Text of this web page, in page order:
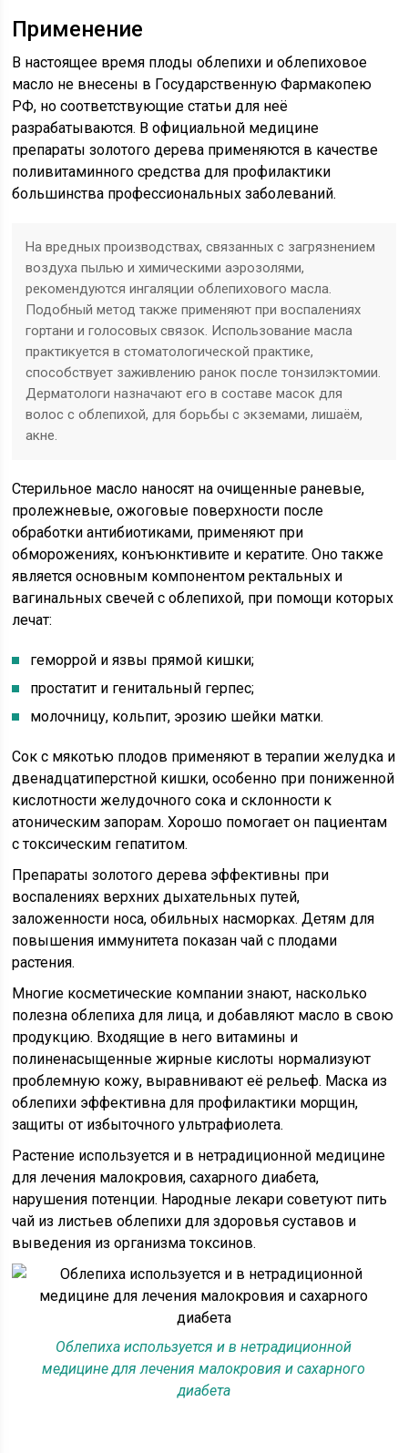
Применение
В настоящее время плоды облепихи и облепиховое
масло не внесены в Государственную Фармакопею
РФ, но соответствующие статьи для неё
разрабатываются. В официальной медицине
препараты золотого дерева применяются в качестве
поливитаминного средства для профилактики
большинства профессиональных заболеваний.
На вредных производствах, связанных с загрязнением
воздуха пылью и химическими аэрозолями,
рекомендуются ингаляции облепихового масла.
Подобный метод также применяют при воспалениях
гортани и голосовых связок. Использование масла
практикуется в стоматологической практике,
способствует заживлению ранок после тонзилэктомии.
Дерматологи назначают его в составе масок для
волос с облепихой, для борьбы с экземами, лишаём,
акне.
Стерильное масло наносят на очищенные раневые,
пролежневые, ожоговые поверхности после
обработки антибиотиками, применяют при
обморожениях, конъюнктивите и кератите. Оно также
является основным компонентом ректальных и
вагинальных свечей с облепихой, при помощи которых
лечат:
геморрой и язвы прямой кишки;
простатит и генитальный герпес;
молочницу, кольпит, эрозию шейки матки.
Сок с мякотью плодов применяют в терапии желудка и
двенадцатиперстной кишки, особенно при пониженной
кислотности желудочного сока и склонности к
атоническим запорам. Хорошо помогает он пациентам
с токсическим гепатитом.
Препараты золотого дерева эффективны при
воспалениях верхних дыхательных путей,
заложенности носа, обильных насморках. Детям для
повышения иммунитета показан чай с плодами
растения.
Многие косметические компании знают, насколько
полезна облепиха для лица, и добавляют масло в свою
продукцию. Входящие в него витамины и
полиненасыщенные жирные кислоты нормализуют
проблемную кожу, выравнивают её рельеф. Маска из
облепихи эффективна для профилактики морщин,
защиты от избыточного ультрафиолета.
Растение используется и в нетрадиционной медицине
для лечения малокровия, сахарного диабета,
нарушения потенции. Народные лекари советуют пить
чай из листьев облепихи для здоровья суставов и
выведения из организма токсинов.
Облепиха используется и в нетрадиционной
медицине для лечения малокровия и сахарного
диабета